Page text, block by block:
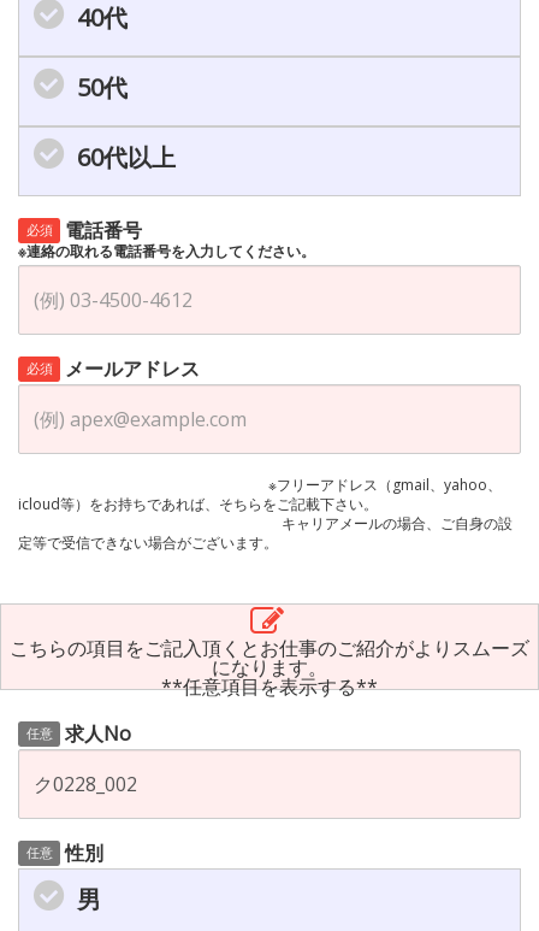
40代
50代
60代以上
必須 電話番号
※連絡の取れる電話番号を入力してください。
必須 メールアドレス
※フリーアドレス（gmail、yahoo、
icloud等）をお持ちであれば、そちらをご記載下さい。
キャリアメールの場合、ご自身の設
定等で受信できない場合がございます。
こちらの項目をご記入頂くとお仕事のご紹介がよりスムーズ
になります。
**任意項目を表示する**
任意 求人No
任意 性別
男